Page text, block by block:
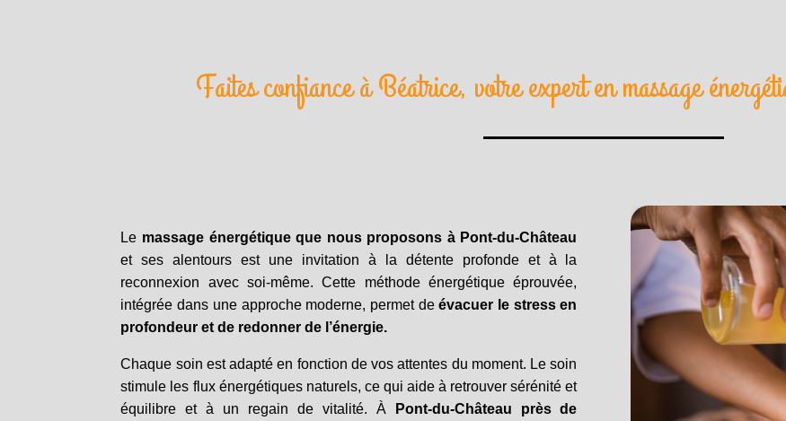
Faites confiance à Béatrice, votre expert en massage
Le massage énergétique que nous proposons à Pont-du-Château
et ses alentours est une invitation à la détente profonde et à la
reconnexion avec soi-même. Cette méthode énergétique éprouvée,
intégrée dans une approche moderne, permet deévacuer le stress en
profondeur et de redonner de l’énergie.
Chaque soin est adapté en fonction de vos attentes du moment. Le soin
stimule les flux énergétiques naturels, ce qui aide à retrouver sérénité et
équilibre et à un regain de vitalité. À
Pont-du-Château près de